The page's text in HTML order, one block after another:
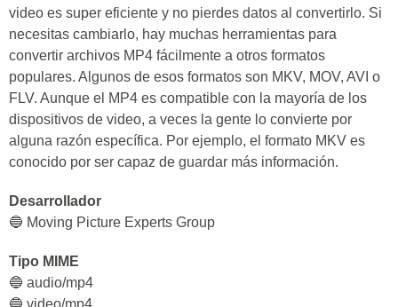
video es super eficiente y no pierdes datos al convertirlo. Si
necesitas cambiarlo, hay muchas herramientas para
convertir archivos MP4 fácilmente a otros formatos
populares. Algunos de esos formatos son MKV, MOV, AVI o
FLV. Aunque el MP4 es compatible con la mayoría de los
dispositivos de video, a veces la gente lo convierte por
alguna razón específica. Por ejemplo, el formato MKV es
conocido por ser capaz de guardar más información.
Desarrollador
🔵 Moving Picture Experts Group
Tipo MIME
🔵 audio/mp4
🔵 video/mp4